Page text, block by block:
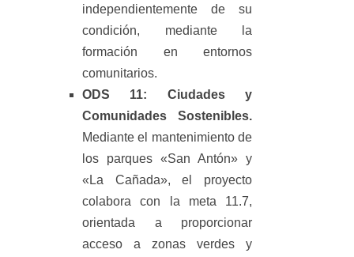
independientemente de su
condición, mediante la
formación en entornos
comunitarios.
ODS 11: Ciudades y
Comunidades Sostenibles.
Mediante el mantenimiento de
los parques «San Antón» y
«La Cañada», el proyecto
colabora con la meta 11.7,
orientada a proporcionar
acceso a zonas verdes y